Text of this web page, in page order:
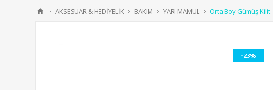
AKSESUAR & HEDİYELİK BAKIM YARI MAMÜL Orta Boy Gümüş Kilit
-23%